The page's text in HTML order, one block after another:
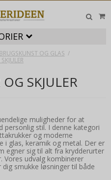
OG GLAS /
SKJULER
muligheder for at
personlig stil. I denne kategori
og moderne
i glas, keramik og metal. Der er
egner sig til alt fra krydderurter
udvalg kombinerer
smukke løsninger til både